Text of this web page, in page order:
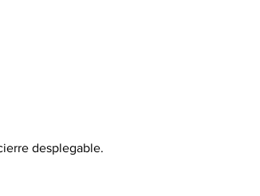
desplegable.